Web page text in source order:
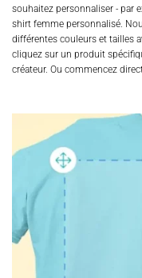
souhaitez personnaliser - par
shirt femme personnalisé.
différentes couleurs et tailles
cliquez sur un produit
créateur. Ou commencez